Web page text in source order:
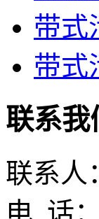
带式
带式
联系我
联系人
电 话